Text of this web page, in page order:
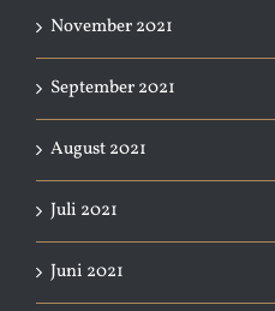
November 2021
September 2021
August 2021
Juli 2021
Juni 2021